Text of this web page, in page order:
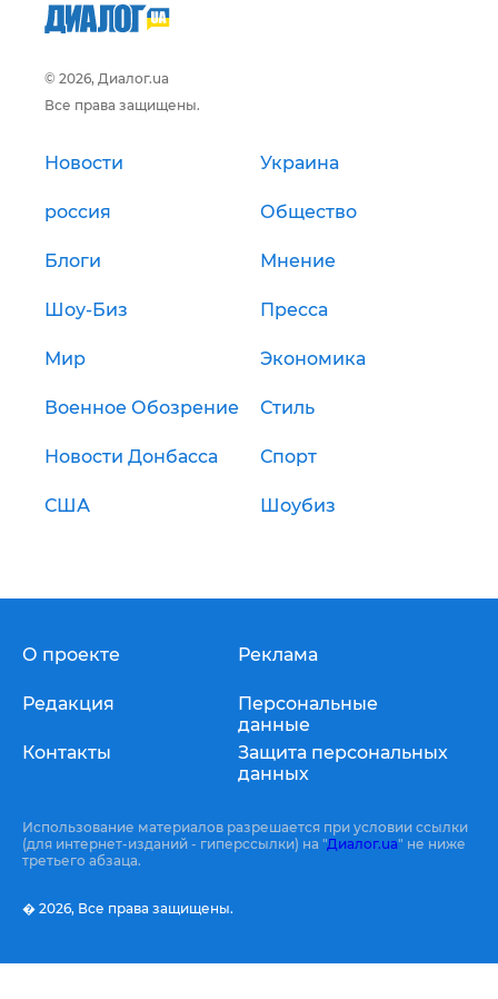
© 2026, Диалог.ua
Все права защищены.
Новости Украина
россия Общество
Блоги Мнение
Шоу-Биз Пресса
Мир Экономика
Военное Обозрение Стиль
Новости Донбасса Спорт
США Шоубиз
О проекте
Редакция
Контакты
Реклама
Персональные
данные
Защита персональных
данных
Использование материалов разрешается при условии ссылки
(для интернет-изданий - гиперссылки) на "Диалог.ua" не ниже
третьего абзаца.
� 2026, Все права защищены.